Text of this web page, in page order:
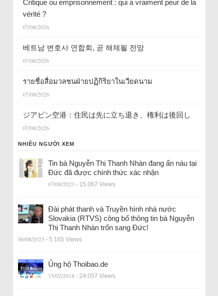
Critique ou emprisonnement : qui a vraiment peur de la
vérité ?
07/08/2026
베트남 변호사 연합회, 곧 해체될 전망
07/08/2026
รายชื่อสื่อมวลชนฝ่ายปฏิกิริยาในเวียดนาม
07/08/2026
ジアビン空港：住民は先に立ち退き、権利は後回し
07/08/2026
NHIỀU NGƯỜI XEM
Tin bà Nguyễn Thị Thanh Nhàn đang ẩn náu tại
Đức đã được chính thức xác nhận
07/08/2023 - 15.067 Views
Đài phát thanh và Truyền hình nhà nước
Slovakia (RTVS) công bố thông tin bà Nguyễn
Thị Thanh Nhàn trốn sang Đức!
06/08/2023 - 5.165 Views
Ủng hộ Thoibao.de
15/02/2018 - 24.057 Views